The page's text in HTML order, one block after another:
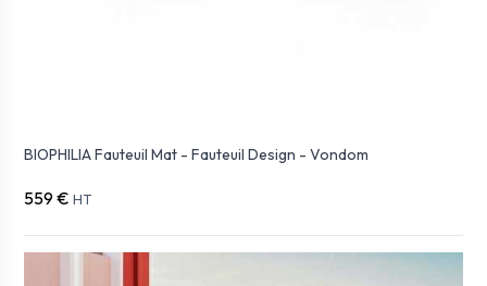
BIOPHILIA Fauteuil Mat - Fauteuil Design - Vondom
559 € HT